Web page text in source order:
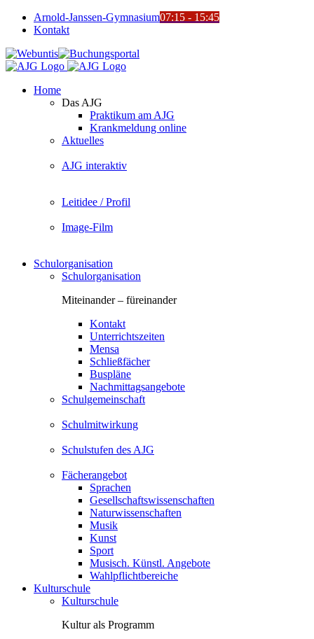
Zum
Inhalt
Arnold-Janssen-Gymnasium07:15 - 15:45
Kontakt
YouTube
Facebook
Instagram
Benutzerdefiniert
Webuntis Buchungsportal
Home
Das AJG
Praktikum am AJG
Krankmeldung online
Aktuelles
AJG interaktiv
Leitidee / Profil
Image-Film
Schulorganisation
Schulorganisation
Miteinander – füreinander
Kontakt
Unterrichtszeiten
Mensa
Schließfächer
Buspläne
Nachmittagsangebote
Schulgemeinschaft
Schulmitwirkung
Schulstufen des AJG
Fächerangebot
Sprachen
Gesellschaftswissenschaften
Naturwissenschaften
Musik
Kunst
Sport
Musisch. Künstl. Angebote
Wahlpflichtbereiche
Kulturschule
Kulturschule
Kultur als Programm